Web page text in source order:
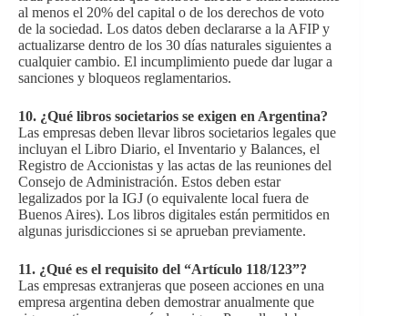
al menos el 20% del capital o de los derechos de voto
de la sociedad. Los datos deben declararse a la AFIP y
actualizarse dentro de los 30 días naturales siguientes a
cualquier cambio. El incumplimiento puede dar lugar a
sanciones y bloqueos reglamentarios.
10. ¿Qué libros societarios se exigen en Argentina?
Las empresas deben llevar libros societarios legales que
incluyan el Libro Diario, el Inventario y Balances, el
Registro de Accionistas y las actas de las reuniones del
Consejo de Administración. Estos deben estar
legalizados por la IGJ (o equivalente local fuera de
Buenos Aires). Los libros digitales están permitidos en
algunas jurisdicciones si se aprueban previamente.
11. ¿Qué es el requisito del “Artículo 118/123”?
Las empresas extranjeras que poseen acciones en una
empresa argentina deben demostrar anualmente que